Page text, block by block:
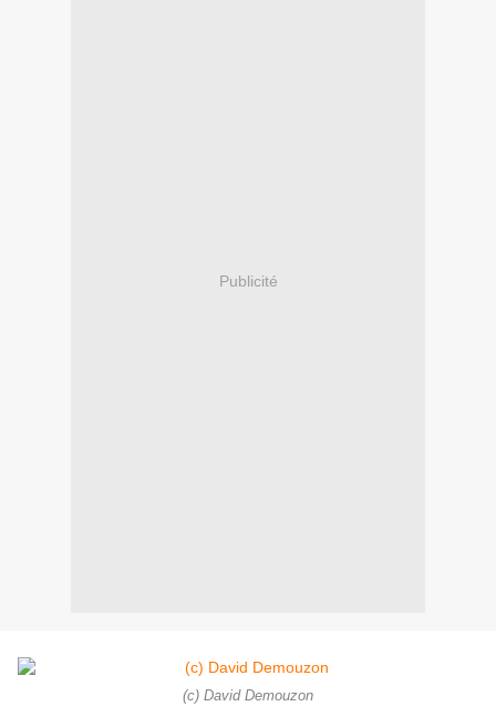
Publicité
(c) David Demouzon